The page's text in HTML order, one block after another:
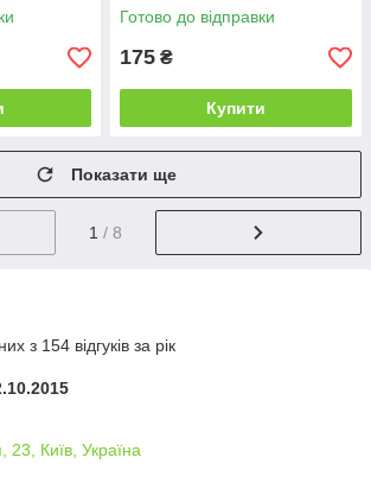
Готово до відправки
175 ₴
Купити
Показати ще
1 / 8
з 154 відгуків за рік
23, Київ, Україна